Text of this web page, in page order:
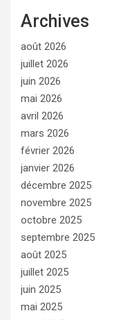
Archives
août 2026
juillet 2026
juin 2026
mai 2026
avril 2026
mars 2026
février 2026
janvier 2026
décembre 2025
novembre 2025
octobre 2025
septembre 2025
août 2025
juillet 2025
juin 2025
mai 2025